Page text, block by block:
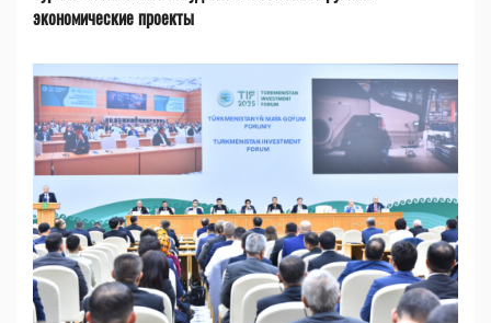
экономические проекты